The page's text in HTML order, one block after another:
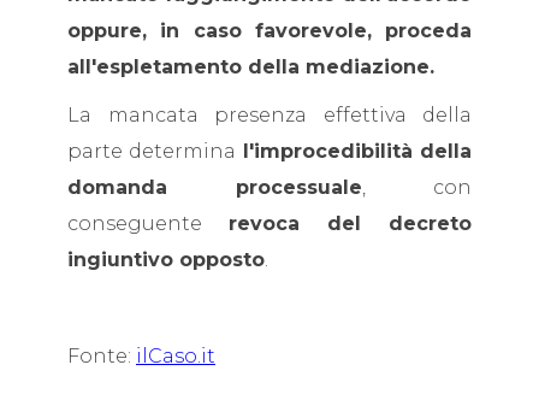
oppure, in caso favorevole, proceda
all'espletamento della mediazione.
La mancata presenza effettiva della
parte determina l'improcedibilità della
domanda processuale , con
conseguente revoca del decreto
ingiuntivo opposto
Fonte: ilCaso.it